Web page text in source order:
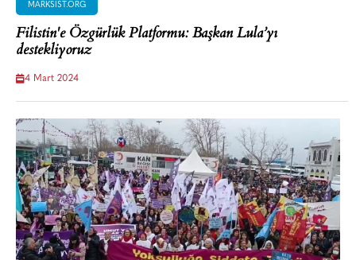
MARKSIST.ORG
Filistin'e Özgürlük Platformu: Başkan Lula’yı
destekliyoruz
4 Mart 2024